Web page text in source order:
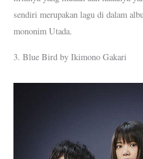
sendiri merupakan lagu di dalam
mononim Utada.
3. Blue Bird by Ikimono Gakari